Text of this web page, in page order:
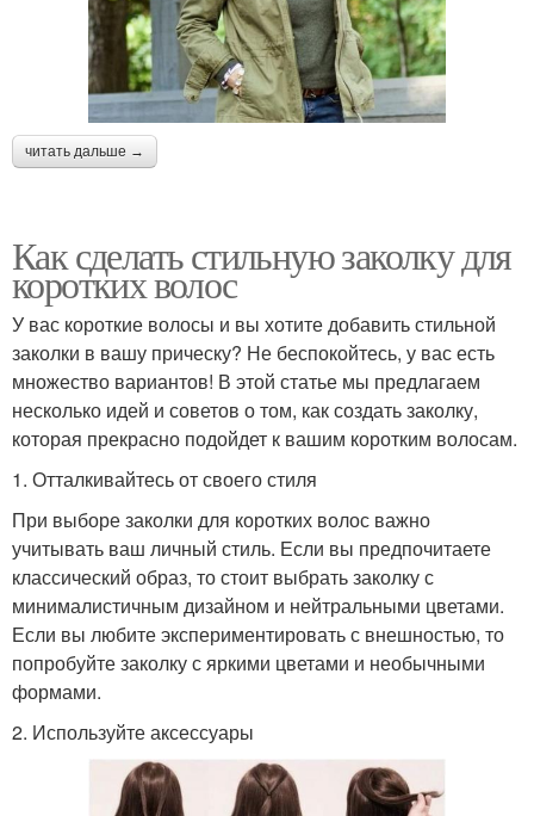
читать дальше →
Как сделать стильную заколку для
коротких волос
У вас короткие волосы и вы хотите добавить стильной
заколки в вашу прическу? Не беспокойтесь, у вас есть
множество вариантов! В этой статье мы предлагаем
несколько идей и советов о том, как создать заколку,
которая прекрасно подойдет к вашим коротким волосам.
1. Отталкивайтесь от своего стиля
При выборе заколки для коротких волос важно
учитывать ваш личный стиль. Если вы предпочитаете
классический образ, то стоит выбрать заколку с
минималистичным дизайном и нейтральными цветами.
Если вы любите экспериментировать с внешностью, то
попробуйте заколку с яркими цветами и необычными
формами.
2. Используйте аксессуары